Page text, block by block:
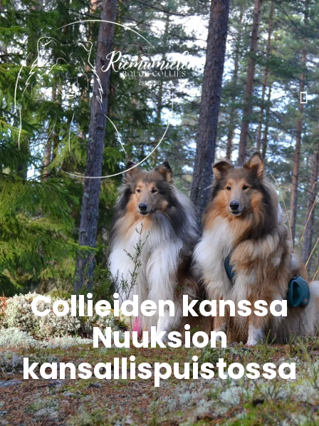
Collieiden kanssa
Nuuksion
kansallispuistossa